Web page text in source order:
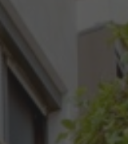
Videos
Informationen